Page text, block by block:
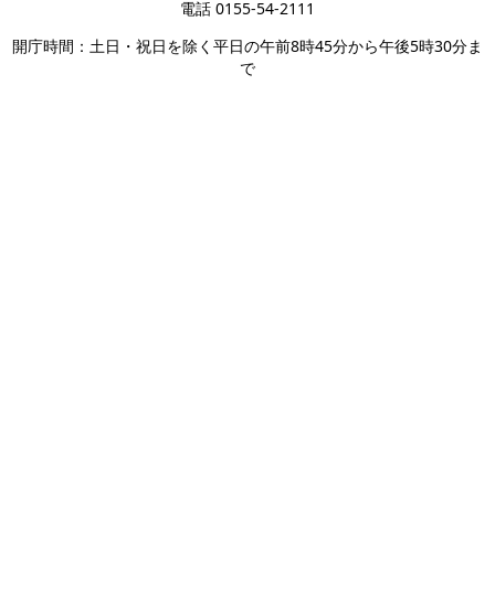
電話 0155-54-2111
開庁時間：土日・祝日を除く平日の午前8時45分から午後5時30分ま
で